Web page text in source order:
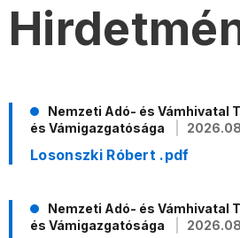
Nemzeti Adó- és Vámhivatal
és Vámigazgatósága
Losonszki Róbert .pdf
Nemzeti Adó- és Vámhivatal
és Vámigazgatósága